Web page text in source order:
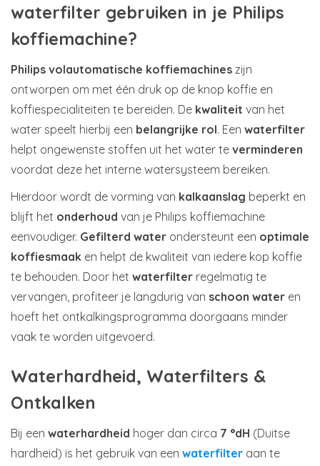
waterfilter gebruiken in je Philips
koffiemachine?
Philips volautomatische koffiemachines zijn
ontworpen om met één druk op de knop koffie en
koffiespecialiteiten te bereiden. De kwaliteit van het
water speelt hierbij een belangrijke rol. Een waterfilter
helpt ongewenste stoffen uit het water te verminderen
voordat deze het interne watersysteem bereiken.
Hierdoor wordt de vorming van kalkaanslag beperkt en
blijft het onderhoud van je Philips koffiemachine
eenvoudiger. Gefilterd water ondersteunt een optimale
koffiesmaak en helpt de kwaliteit van iedere kop koffie
te behouden. Door het waterfilter regelmatig te
vervangen, profiteer je langdurig van schoon water en
hoeft het ontkalkingsprogramma doorgaans minder
vaak te worden uitgevoerd.
Waterhardheid, Waterfilters &
Ontkalken
Bij een waterhardheid hoger dan circa 7 °dH (Duitse
hardheid) is het gebruik van een waterfilter aan te